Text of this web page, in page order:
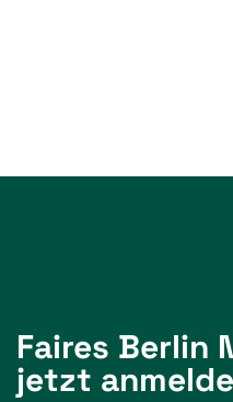
Faires Berlin
jetzt